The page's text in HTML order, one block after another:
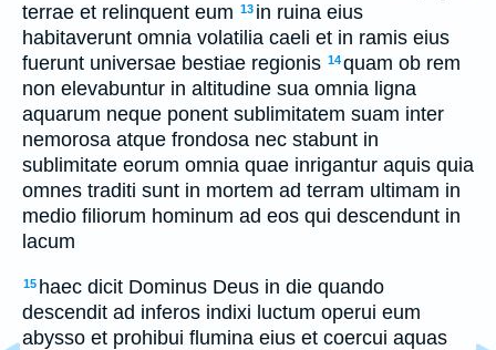
terrae et relinquent eum 13 in ruina eius
habitaverunt omnia volatilia caeli et in ramis eius
fuerunt universae bestiae regionis 14quam ob rem
non elevabuntur in altitudine sua omnia ligna
aquarum neque ponent sublimitatem suam inter
nemorosa atque frondosa nec stabunt in
sublimitate eorum omnia quae inrigantur aquis quia
omnes traditi sunt in mortem ad terram ultimam in
medio filiorum hominum ad eos qui descendunt in
lacum
15 haec dicit Dominus Deus in die quando
descendit ad inferos indixi luctum operui eum
abysso et prohibui flumina eius et coercui aquas